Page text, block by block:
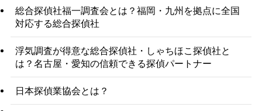
総合探偵社福一調査会とは？福岡・九州を拠点に全国
対応する総合探偵社
浮気調査が得意な総合探偵社・しゃちほこ探偵社と
は？名古屋・愛知の信頼できる探偵パートナー
日本探偵業協会とは？